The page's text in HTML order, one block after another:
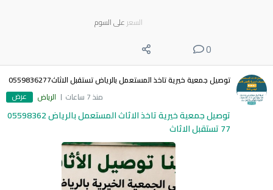
السعر على السوم
0
توصيل جمعية خيرية تاخذ المستعمل بالرياض تستقبل الاثاث0559836277
منذ 7 ساعات
الرياض عرض
توصيل جمعية خيرية تاخذ الاثاث المستعمل بالرياض 05598362
77 تستقبل الاثاث